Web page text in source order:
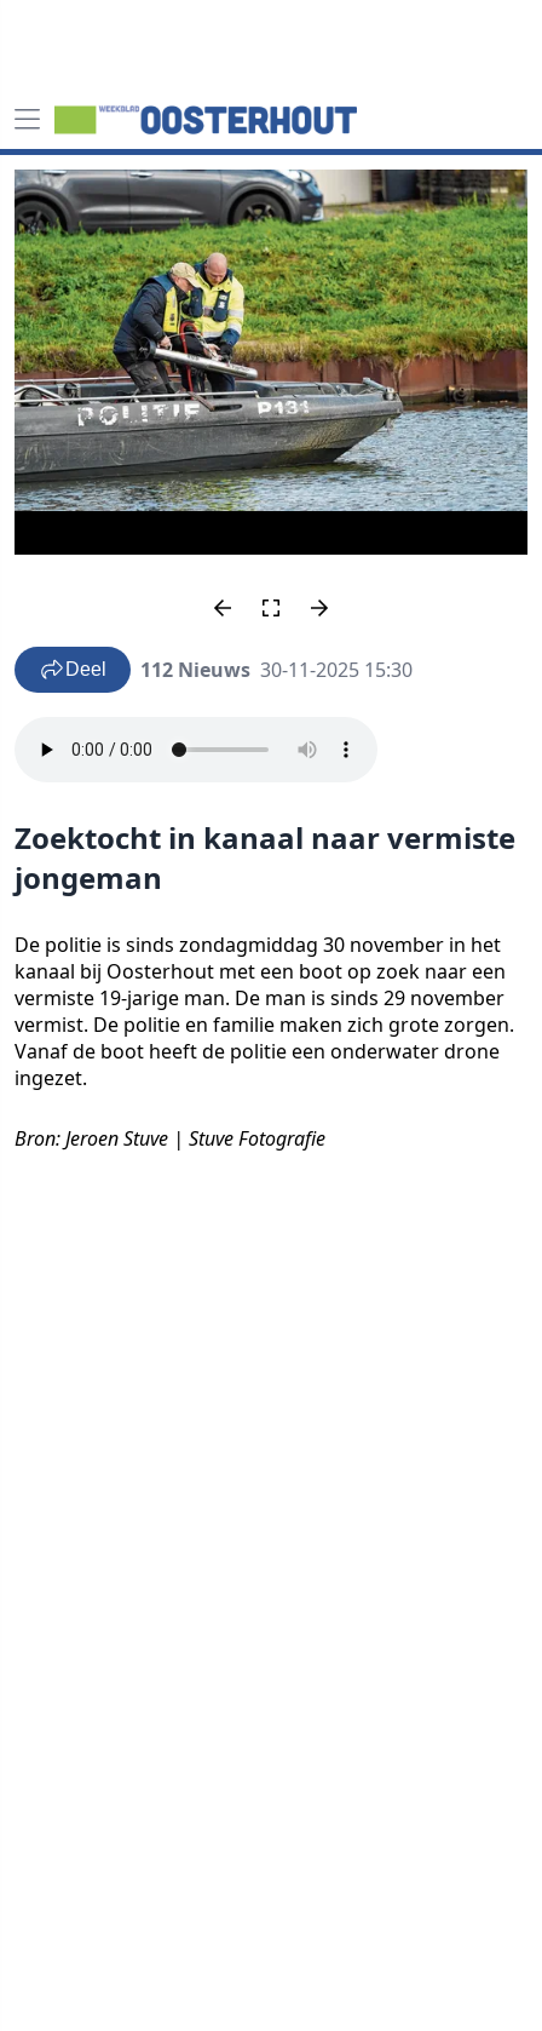
Deel 112 Nieuws 30-11-2025 15:30
Zoektocht in kanaal naar vermiste
jongeman
De politie is sinds zondagmiddag 30 november in het
kanaal bij Oosterhout met een boot op zoek naar een
vermiste 19-jarige man. De man is sinds 29 november
vermist. De politie en familie maken zich grote zorgen.
Vanaf de boot heeft de politie een onderwater drone
ingezet.
Bron: Jeroen Stuve | Stuve Fotografie